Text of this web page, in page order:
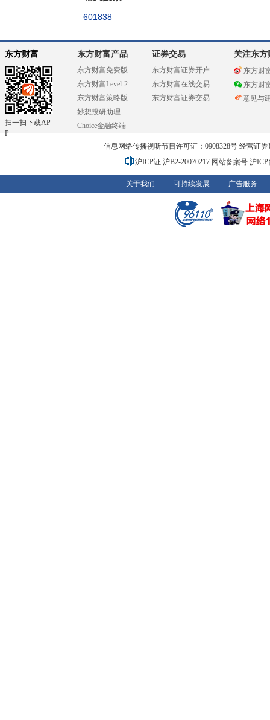
601838
东方财富
扫一扫下载AP
P
东方财富产品
东方财富免费版
东方财富Level-2
东方财富策略版
妙想投研助理
Choice金融终端
证券交易
东方财富证券开户
东方财富在线交易
东方财富证券交易
关注东方
东方财
东方财
意见与
信息网络传播视听节目许可证：0908328号 经营证
沪ICP证:沪B2-20070217 网站备案号:沪
关于我们 可持续发展 广告服务